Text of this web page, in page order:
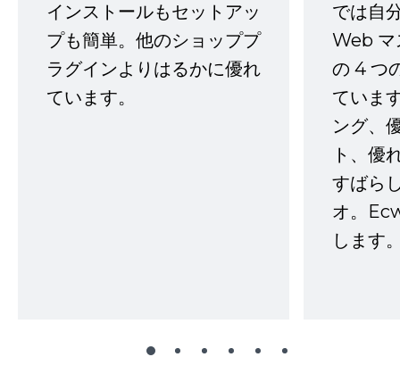
インストールもセットアッ
プも簡単。他のショッププ
ラグインよりはるかに優れ
ています。
では自
Web マ
の 4 つ
ていま
ング、
ト、優
すばら
オ。
します